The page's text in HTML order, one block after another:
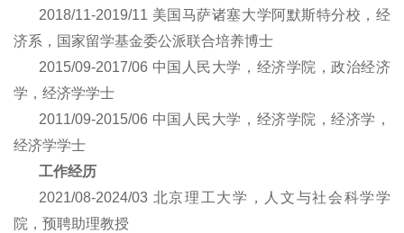
2018/11-2019/11 美国马萨诸塞大学阿默斯特分校 ， 经
济系，国家留学基金委公派联合培养博士
2015/09-2017/06 中国人民大学 ， 经济学院，政治经济
学 ， 经济学学士
2011/09-2015/06 中国人民大学 ， 经济学院，经济学 ，
经济学学士
工作经历
2021/08-2024/03 北京理工大学，
人文与社会科学学
院 ，预聘助理教授